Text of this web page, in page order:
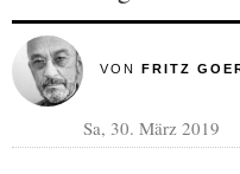
VON FRITZ
Sa, 30. März 2019